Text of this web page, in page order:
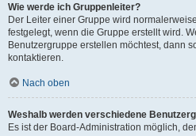
Wie werde ich Gruppenleiter?
Der Leiter einer Gruppe wird
festgelegt, wenn die Gruppe erstellt wird.
Benutzergruppe erstellen möchtest, dann
kontaktieren.
Nach oben
Weshalb werden verschiedene
Es ist der Board-Administration möglich,